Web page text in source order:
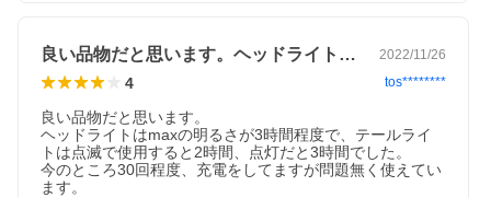
良い品物だと思います。ヘッドライトはm… 2022/11/26
4 tos********
良い品物だと思います。
ヘッドライトはmaxの明るさが3時間程度で、テールライ
トは点滅で使用すると2時間、点灯だと3時間でした。
今のところ30回程度、充電をしてますが問題無く使えてい
ます。